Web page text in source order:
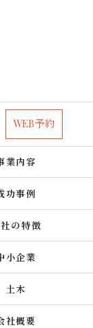
WEB予約
業内容
功事例
の特徴
小企業
土木
社概要